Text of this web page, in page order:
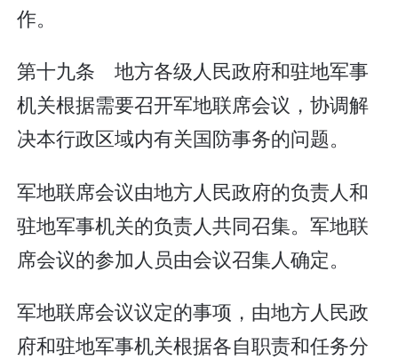
作。
第十九条 地方各级人民政府和驻地军事
机关根据需要召开军地联席会议，协调解
决本行政区域内有关国防事务的问题。
军地联席会议由地方人民政府的负责人和
驻地军事机关的负责人共同召集。军地联
席会议的参加人员由会议召集人确定。
军地联席会议议定的事项，由地方人民政
府和驻地军事机关根据各自职责和任务分